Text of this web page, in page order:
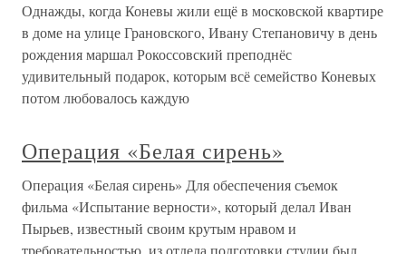
Однажды, когда Коневы жили ещё в московской квартире
в доме на улице Грановского, Ивану Степановичу в день
рождения маршал Рокоссовский преподнёс
удивительный подарок, которым всё семейство Коневых
потом любовалось каждую
Операция «Белая сирень»
Операция «Белая сирень» Для обеспечения съемок
фильма «Испытание верности», который делал Иван
Пырьев, известный своим крутым нравом и
требовательностью, из отдела подготовки студии был